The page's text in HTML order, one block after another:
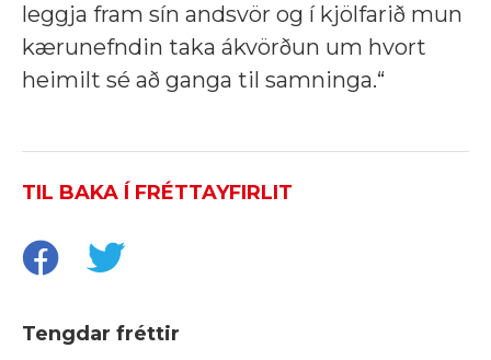
leggja fram sín andsvör og í kjölfarið mun
kærunefndin taka ákvörðun um hvort
heimilt sé að ganga til samninga.“
TIL BAKA Í FRÉTTAYFIRLIT
Tengdar fréttir